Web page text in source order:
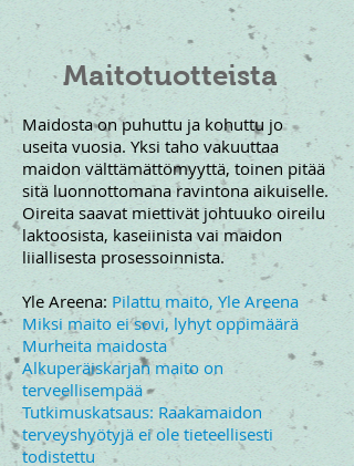
Maitotuotteista
Maidosta on puhuttu ja kohuttu jo
useita vuosia. Yksi taho vakuuttaa
maidon välttämättömyyttä, toinen pitää
sitä luonnottomana ravintona aikuiselle.
Oireita saavat miettivät johtuuko oireilu
laktoosista, kaseiinista vai maidon
liiallisesta prosessoinnista.
Yle Areena: Pilattu maito, Yle Areena
Miksi maito ei sovi, lyhyt oppimäärä
Murheita maidosta
Alkuperäiskarjan maito on
terveellisempää
Tutkimuskatsaus: Raakamaidon
terveyshyötyjä ei ole tieteellisesti
todistettu